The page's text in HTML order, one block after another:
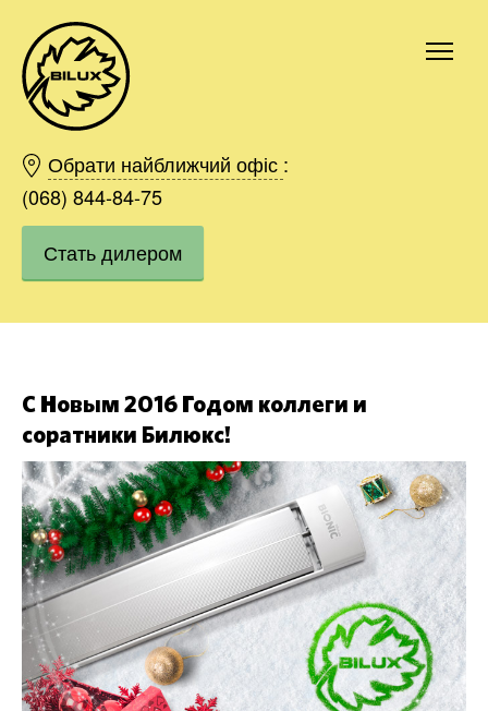
Обрати найближчий офіс :
(068) 844-84-75
Стать дилером
С Новым 2016 Годом коллеги и
соратники Билюкс!
Киев
Харьков
Одесса
Днепр
Ивано-Франковск
Область
Заказать